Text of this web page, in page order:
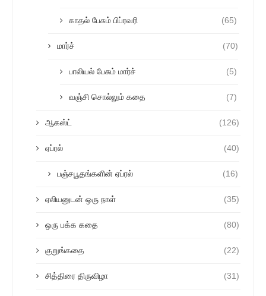
காதல் பேசும் பிப்ரவரி (65)
மார்ச் (70)
பாலியல் பேசும் மார்ச் (5)
வஞ்சி சொல்லும் கதை (7)
ஆகஸ்ட் (126)
ஏப்ரல் (40)
பஞ்சபூதங்களின் ஏப்ரல் (16)
ஏலியனுடன் ஒரு நாள் (35)
ஒரு பக்க கதை (80)
குறுங்கதை (22)
சித்திரை திருவிழா (31)